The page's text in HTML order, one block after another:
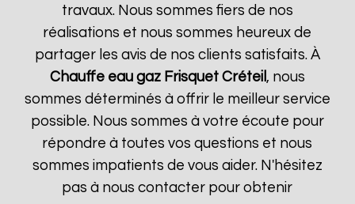
travaux. Nous sommes fiers de nos
réalisations et nous sommes heureux de
partager les avis de nos clients satisfaits. À
Chauffe eau gaz Frisquet Créteil , nous
sommes déterminés à offrir le meilleur service
possible. Nous sommes à votre écoute pour
répondre à toutes vos questions et nous
sommes impatients de vous aider. N'hésitez
pas à nous contacter pour obtenir